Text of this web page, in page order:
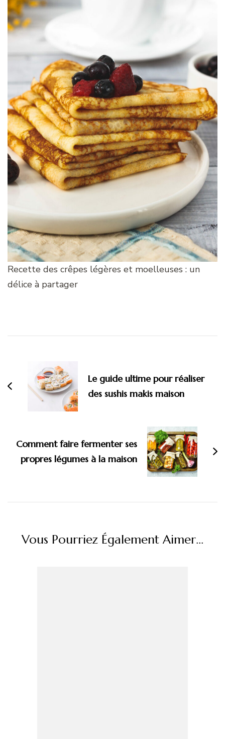
Recette des crêpes légères et moelleuses : un
délice à partager
Le guide ultime pour réaliser
des sushis makis maison
Comment faire fermenter ses
propres légumes à la maison
Vous Pourriez Également Aimer...